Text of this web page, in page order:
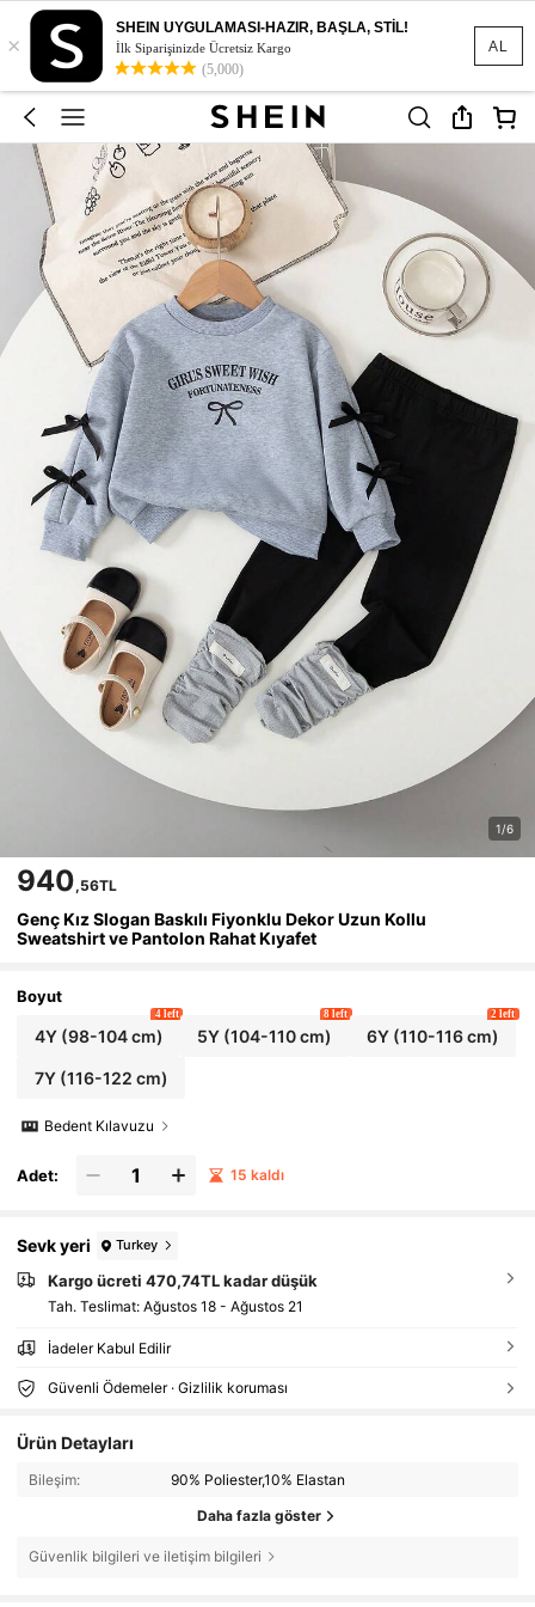
AL
×
SHEIN UYGULAMASI-HAZIR, BAŞLA, STİL!
İlk Siparişinizde Ücretsiz Kargo
(5,000)
1/6
940,56TL
Genç Kız Slogan Baskılı Fiyonklu Dekor Uzun Kollu
Sweatshirt ve Pantolon Rahat Kıyafet
Boyut
4Y(98-104 cm)
4 left
5Y (104-110 cm)
8 left
6Y(110-116 cm)
2 left
7Y(116-122 cm)
Bedent Kılavuzu
Adet: 15 kaldı
Sevk yeri Turkey
Kargo ücreti 470,74TL kadar düşük
Tah. Teslimat: Ağustos 18 - Ağustos 21
İadeler Kabul Edilir
Güvenli Ödemeler · Gizlilik koruması
Ürün Detayları
Bileşim: 90% Poliester,10% Elastan
Daha fazla göster
Güvenlik bilgileri ve iletişim bilgileri